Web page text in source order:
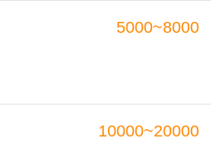
5000~8000
10000~20000